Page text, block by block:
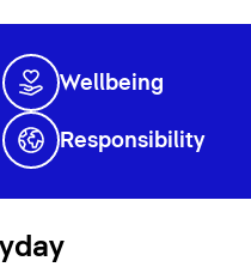
Wellbeing
Responsibility